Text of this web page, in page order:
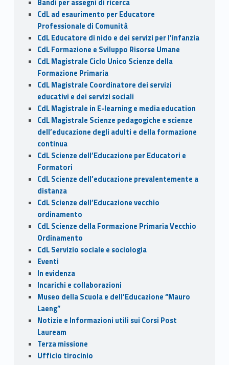
Bandi per assegni di ricerca
CdL ad esaurimento per Educatore
Professionale di Comunità
CdL Educatore di nido e dei servizi per l’infanzia
CdL Formazione e Sviluppo Risorse Umane
CdL Magistrale Ciclo Unico Scienze della
Formazione Primaria
CdL Magistrale Coordinatore dei servizi
educativi e dei servizi sociali
CdL Magistrale in E-learning e media education
CdL Magistrale Scienze pedagogiche e scienze
dell’educazione degli adulti e della formazione
continua
CdL Scienze dell’Educazione per Educatori e
Formatori
CdL Scienze dell’educazione prevalentemente a
distanza
CdL Scienze dell’Educazione vecchio
ordinamento
CdL Scienze della Formazione Primaria Vecchio
Ordinamento
CdL Servizio sociale e sociologia
Eventi
In evidenza
Incarichi e collaborazioni
Museo della Scuola e dell’Educazione “Mauro
Laeng”
Notizie e Informazioni utili sui Corsi Post
Lauream
Terza missione
Ufficio tirocinio